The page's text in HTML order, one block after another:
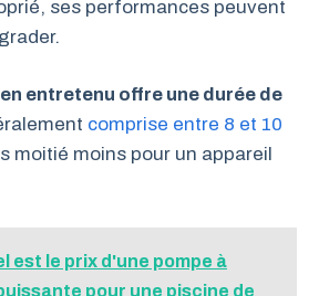
ses performances peuvent
entretenu offre une durée de
comprise entre 8 et 10
moitié moins pour un appareil
est le prix d'une pompe à
pour une piscine de